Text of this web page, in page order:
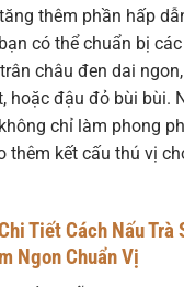
thêm phần hấp
có thể chuẩn bị
châu đen dai
hoặc đậu đỏ bùi bùi.
chỉ làm phong
thêm kết cấu thú vị
Tiết Cách Nấu Trà
Ngon Chuẩn Vị